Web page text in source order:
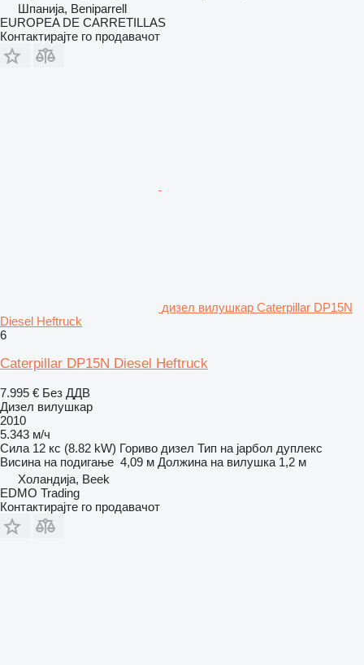
Шпанија, Beniparrell
EUROPEA DE CARRETILLAS
Контактирајте го продавачот
дизел вилушкар Caterpillar DP15N
Diesel Heftruck
6
Caterpillar DP15N Diesel Heftruck
7.995 € Без ДДВ
Дизел вилушкар
2010
5.343 м/ч
Сила 12 кс (8.82 kW) Гориво дизел Тип на јарбол дуплекс
Висина на подигање 4,09 м Должина на вилушка 1,2 м
Холандија, Beek
EDMO Trading
Контактирајте го продавачот